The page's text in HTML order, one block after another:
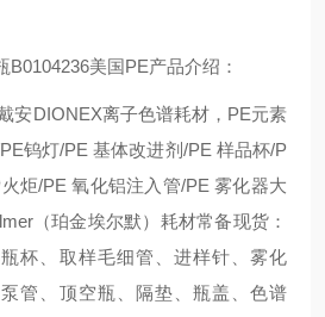
美国PE产品介绍：
安DIONEX离子色谱耗材，PE元素
钨灯/PE 基体改进剂/PE 样品杯/P
炬/PE 氧化铝注入管/PE 雾化器大
（珀金埃尔默）耗材常备现货：
杯、取样毛细管、进样针、雾化
管、顶空瓶、隔垫、瓶盖、色谱